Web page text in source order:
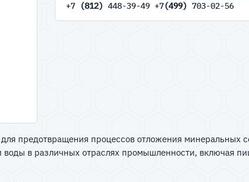
+7 (812) 448-39-49 +7(499) 703-02-56
предотвращения процессов отложения минеральных
воды в различных отраслях промышленности, включая